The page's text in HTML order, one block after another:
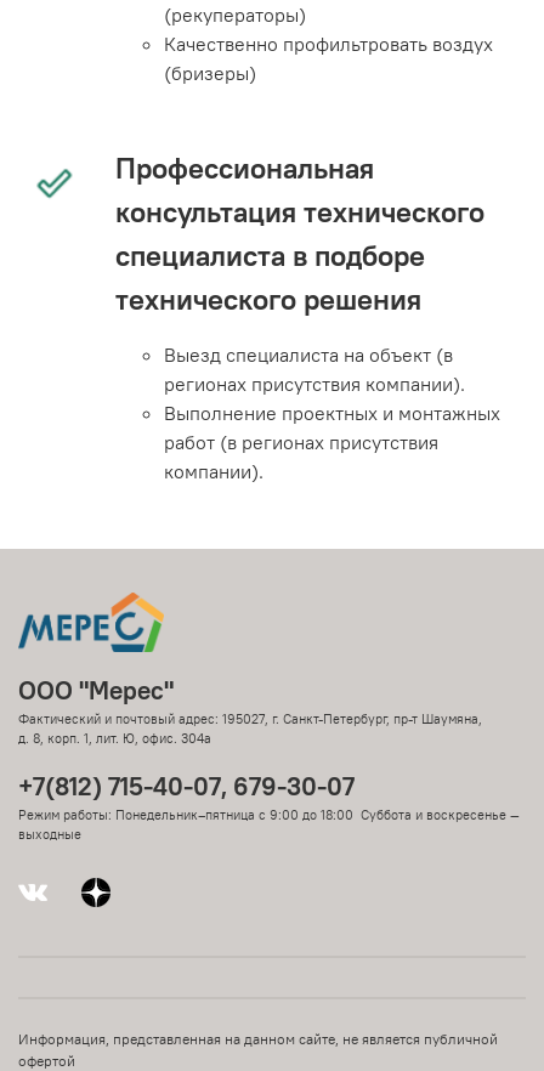
(рекуператоры)
Качественно профильтровать воздух
(бризеры)
Профессиональная
консультация технического
специалиста в подборе
технического решения
Выезд специалиста на объект (в
регионах присутствия компании).
Выполнение проектных и монтажных
работ (в регионах присутствия
компании).
ООО "Мерес"
Фактический и почтовый адрес: 195027, г. Санкт-Петербург, пр-т Шаумяна,
д. 8, корп. 1, лит. Ю, офис. 304а
+7(812) 715-40-07, 679-30-07
Режим работы: Понедельник–пятница с 9:00 до 18:00 Суббота и воскресенье —
выходные
Информация, представленная на данном сайте, не является публичной
офертой